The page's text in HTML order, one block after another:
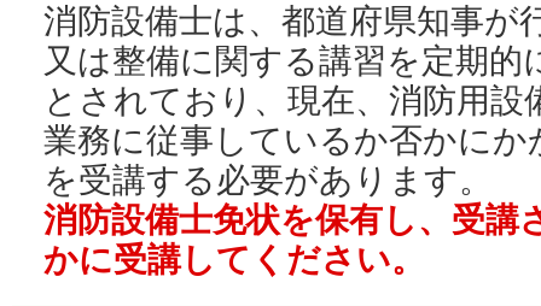
消防設備士は、都道府県知事が
又は整備に関する講習を定期
とされており、現在、消防用
業務に従事しているか否かに
を受講する必要があります。
消防設備士免状を保有し、受講
かに受講してください。